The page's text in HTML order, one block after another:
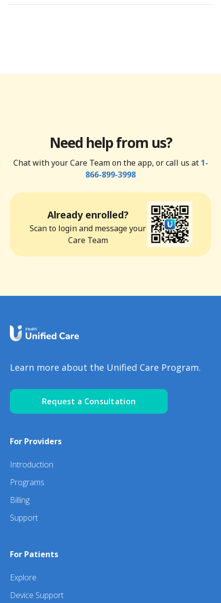
Need help from us?
Chat with your Care Team on the app, or call us at 1-
866-899-3998
Already enrolled?
Scan to login and message your
Care Team
Learn more about the Unified Care Program.
Request a Consultation
For Providers
Introduction
Programs
Billing
Support
For Patients
Explore
Device Support